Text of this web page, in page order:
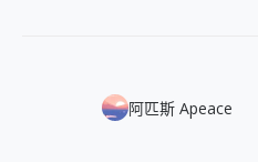
設計界的秘密武器：免費
阿匹斯 Apeace